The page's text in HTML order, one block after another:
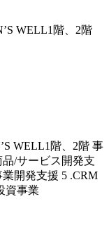
WELL1階、2階
WELL1階、2階 事
/サービス開発支
開発支援 5 .CRM
資事業